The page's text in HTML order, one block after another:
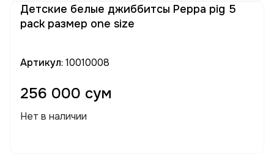
Детские белые джиббитсы Peppa pig 5
pack размер one size
Артикул: 10010008
256 000 сум
Нет в наличии